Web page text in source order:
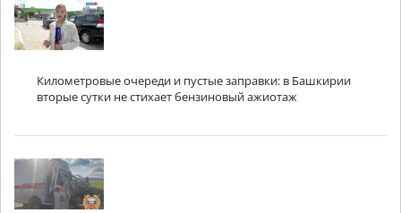
Километровые очереди и пустые заправки: в Башкирии
вторые сутки не стихает бензиновый ажиотаж